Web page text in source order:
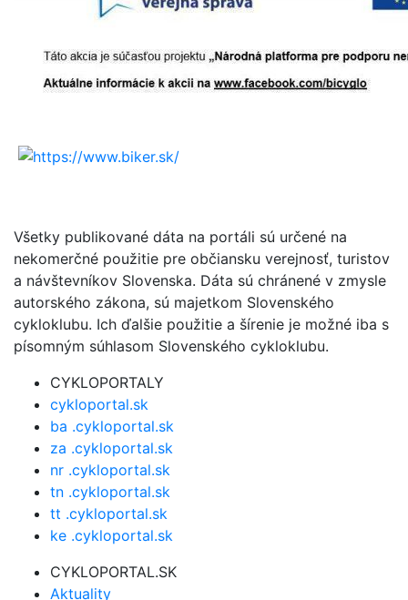
Všetky publikované dáta na portáli sú určené na
nekomerčné použitie pre občiansku verejnosť, turistov
a návštevníkov Slovenska. Dáta sú chránené v zmysle
autorského zákona, sú majetkom Slovenského
cykloklubu. Ich ďalšie použitie a šírenie je možné iba s
písomným súhlasom Slovenského cykloklubu.
CYKLOPORTALY
cykloportal.sk
ba .cykloportal.sk
za .cykloportal.sk
nr .cykloportal.sk
tn .cykloportal.sk
tt .cykloportal.sk
ke .cykloportal.sk
CYKLOPORTAL.SK
Aktuality